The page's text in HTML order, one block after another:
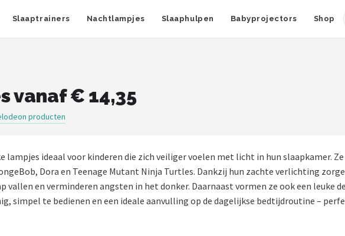
Slaaptrainers Nachtlampjes Slaaphulpen Babyprojectors Shop
vanaf € 14,35
producten
ideaal voor kinderen die zich veiliger voelen met licht in hun slaapkamer.
Dora en Teenage Mutant Ninja Turtles. Dankzij hun zachte verlichting
en verminderen angsten in het donker. Daarnaast vormen ze ook een leuke
simpel te bedienen en een ideale aanvulling op de dagelijkse bedtijdroutine –